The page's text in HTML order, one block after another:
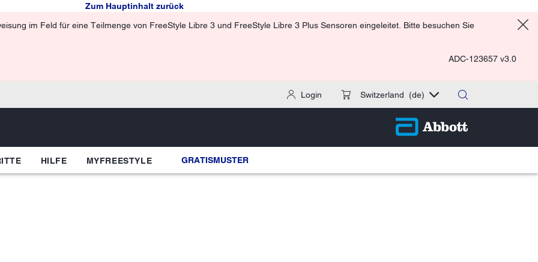
Zum Hauptinhalt zurück
im Feld für eine Teilmenge von FreeStyle Libre 3 und FreeStyle Libre 3 Plus Sensoren eingeleitet. Bitte besuchen Sie
ADC-123657 v3.0
Login Switzerland (de)
HILFE MYFREESTYLE GRATISMUSTER